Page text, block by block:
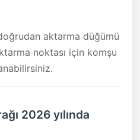
aktarma düğümü
noktası için komşu
2026 yılında